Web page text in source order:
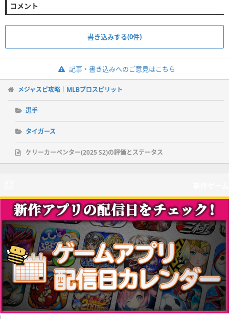
コメント
書き込みする(0件)
記事・書き込みへのご意見はこちら
メジャスピ攻略｜MLBプロスピリット
選手
タイガース
ケリーカーペンター(2025 S2)の評価とステータス